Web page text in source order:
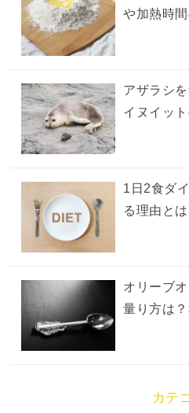
や加熱時
アザラシ
イヌイッ
1日2食ダ
る理由と
オリーブ
量り方は
カテ